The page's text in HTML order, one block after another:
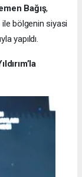
Bağış,
ile bölgenin siyasi
yapıldı.